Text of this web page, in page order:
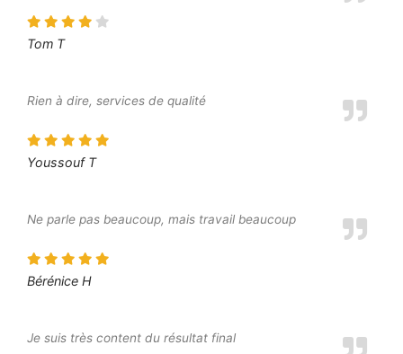
Tom T
Rien à dire, services de qualité
Youssouf T
Ne parle pas beaucoup, mais travail beaucoup
Bérénice H
Je suis très content du résultat final